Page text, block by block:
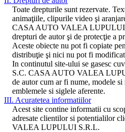
Toate drepturile sunt rezervate.
animaţiile, clipurile video şi
CASA AUTO VALEA LUPULUI
drepturi de autor şi de protecţie a
Aceste obiecte nu pot fi copiate
distribuţie şi nici nu pot fi
In continutul site-ului se gasesc
S.C. CASA AUTO VALEA
de autor cum ar fi nume, modele
emblemele si siglele aferente.
III. Acuratetea informatiilor
Acest site contine informatii cu
adresate clientilor si potentialilor
VALEA LUPULUI S.R.L.